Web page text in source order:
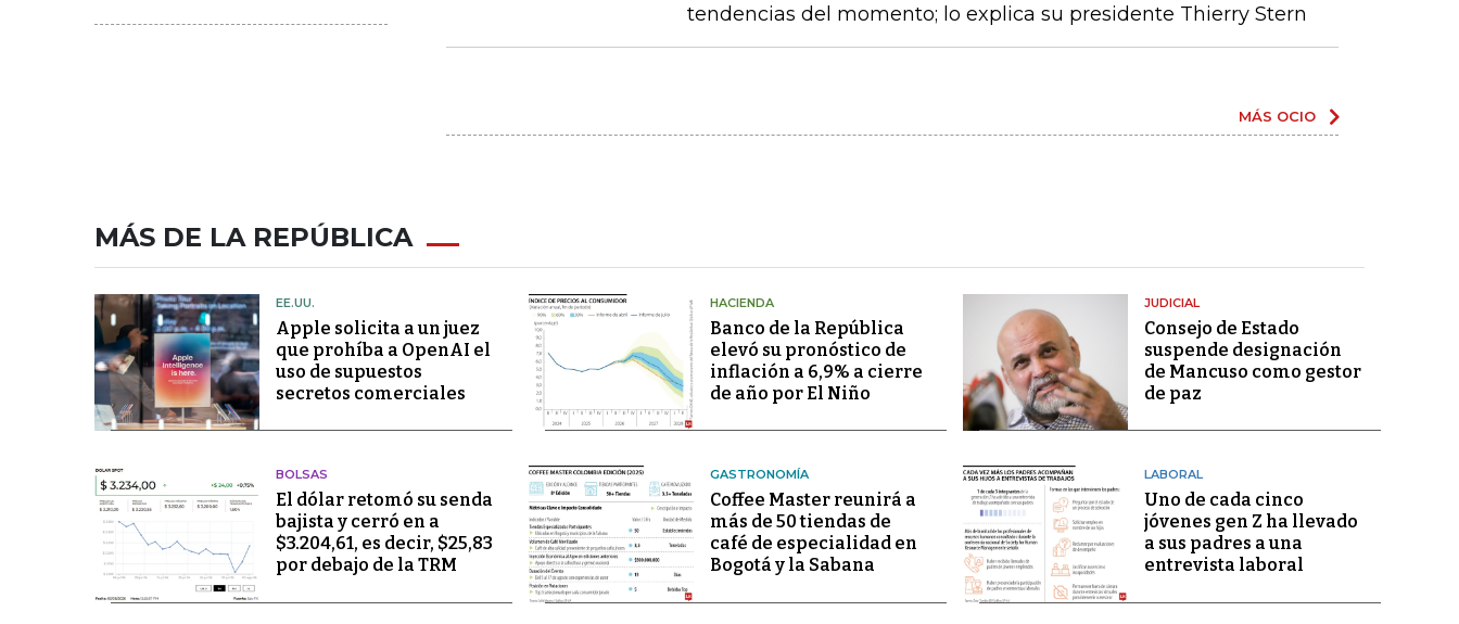
tendencias del momento; lo explica su presidente Thierry Stern
MÁS OCIO
MÁS DE LA REPÚBLICA
EE.UU.
Apple solicita a un juez
que prohíba a OpenAI el
uso de supuestos
secretos comerciales
HACIENDA
Banco de la República
elevó su pronóstico de
inflación a 6,9% a cierre
de año por El Niño
JUDICIAL
Consejo de Estado
suspende designación
de Mancuso como gestor
de paz
BOLSAS
El dólar retomó su senda
bajista y cerró en a
$3.204,61, es decir, $25,83
por debajo de la TRM
GASTRONOMÍA
Coffee Master reunirá a
más de 50 tiendas de
café de especialidad en
Bogotá y la Sabana
LABORAL
Uno de cada cinco
jóvenes gen Z ha llevado
a sus padres a una
entrevista laboral